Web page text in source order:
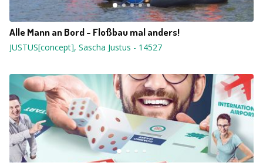
Alle Mann an Bord - Floßbau mal anders!
JUSTUS[concept], Sascha Justus - 14527